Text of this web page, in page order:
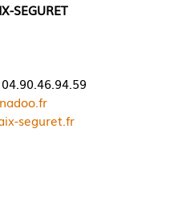
SEGURET
seguret.fr